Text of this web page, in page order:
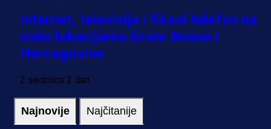
Internet, televizija i fiksni telefon na
svim lokacijama širom Bosne i
Hercegovine
2 sedmica 2 dan
Najnovije Najčitanije